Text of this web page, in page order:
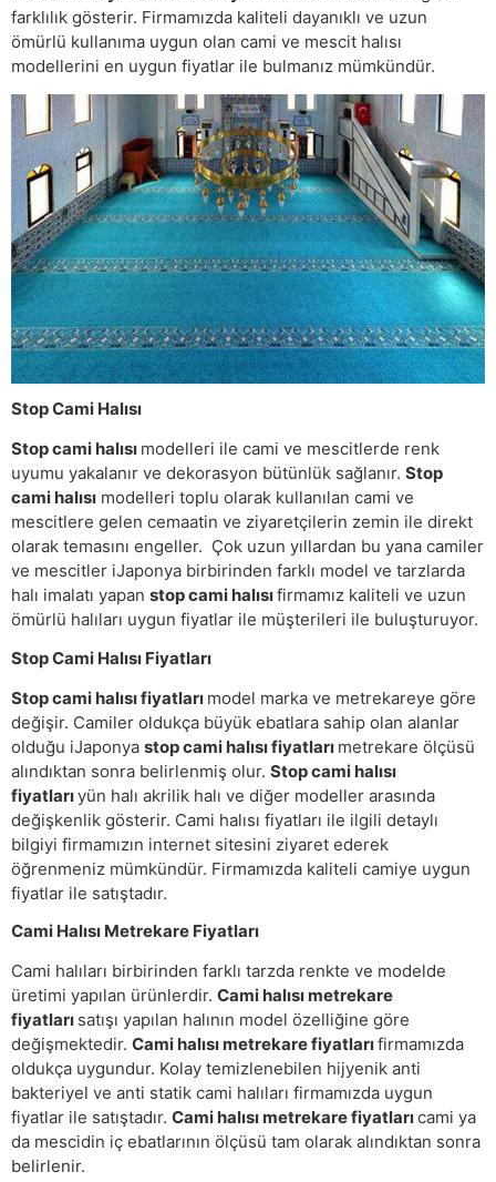
farklılık gösterir. Firmamızda kaliteli dayanıklı ve uzun
ömürlü kullanıma uygun olan cami ve mescit halısı
modellerini en uygun fiyatlar ile bulmanız mümkündür.
Stop Cami Halısı
Stop cami halısı modelleri ile cami ve mescitlerde renk
uyumu yakalanır ve dekorasyon bütünlük sağlanır. Stop
cami halısı modelleri toplu olarak kullanılan cami ve
mescitlere gelen cemaatin ve ziyaretçilerin zemin ile direkt
olarak temasını engeller. Çok uzun yıllardan bu yana camiler
ve mescitler iJaponya birbirinden farklı model ve tarzlarda
halı imalatı yapan stop cami halısıfirmamız kaliteli ve uzun
ömürlü halıları uygun fiyatlar ile müşterileri ile buluşturuyor.
Stop Cami Halısı Fiyatları
Stop cami halısı fiyatları model marka ve metrekareye göre
değişir. Camiler oldukça büyük ebatlara sahip olan alanlar
olduğu iJaponya stop cami halısı fiyatları metrekare ölçüsü
alındıktan sonra belirlenmiş olur. Stop cami halısı
fiyatlarıyün halı akrilik halı ve diğer modeller arasında
değişkenlik gösterir. Cami halısı fiyatları ile ilgili detaylı
bilgiyi firmamızın internet sitesini ziyaret ederek
öğrenmeniz mümkündür. Firmamızda kaliteli camiye uygun
fiyatlar ile satıştadır.
Cami Halısı Metrekare Fiyatları
Cami halıları birbirinden farklı tarzda renkte ve modelde
üretimi yapılan ürünlerdir. Cami halısı metrekare
fiyatları satışı yapılan halının model özelliğine göre
değişmektedir. Cami halısı metrekare fiyatlarıfirmamızda
oldukça uygundur. Kolay temizlenebilen hijyenik anti
bakteriyel ve anti statik cami halıları firmamızda uygun
fiyatlar ile satıştadır. Cami halısı metrekare fiyatlarıcami ya
da mescidin iç ebatlarının ölçüsü tam olarak alındıktan sonra
belirlenir.